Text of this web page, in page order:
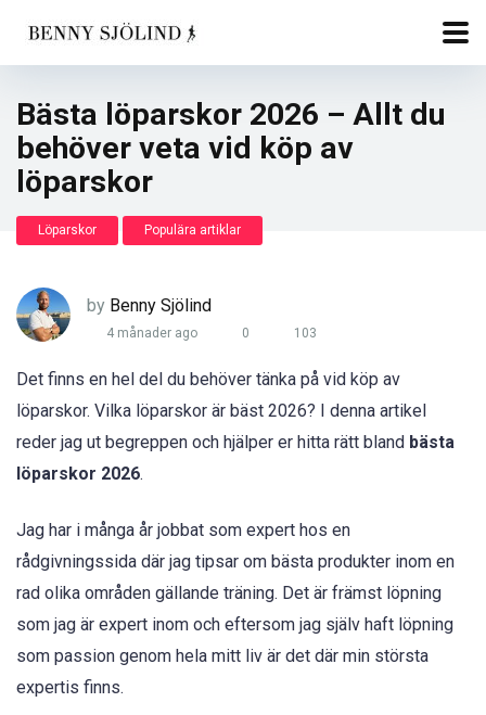
Bästa löparskor 2026 – Allt du
behöver veta vid köp av
löparskor
Löparskor Populära artiklar
by Benny Sjölind
4 månader ago 0 103
Det finns en hel del du behöver tänka på vid köp av
löparskor. Vilka löparskor är bäst 2026? I denna artikel
reder jag ut begreppen och hjälper er hitta rätt bland bästa
löparskor 2026.
Jag har i många år jobbat som expert hos en
rådgivningssida där jag tipsar om bästa produkter inom en
rad olika områden gällande träning. Det är främst löpning
som jag är expert inom och eftersom jag själv haft löpning
som passion genom hela mitt liv är det där min största
expertis finns.